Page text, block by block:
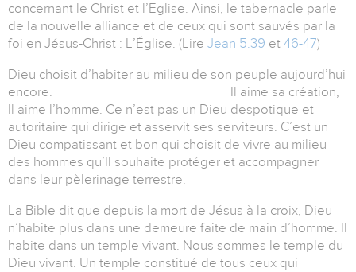
concernant le Christ et l’Eglise. Ainsi, le tabernacle parle
de la nouvelle alliance et de ceux qui sont sauvés par la
foi en Jésus-Christ : L’Église. (Lire Jean 5.39 et 46-47)
Dieu choisit d’habiter au milieu de son peuple aujourd’hui
encore. Il aime sa création,
Il aime l’homme. Ce n’est pas un Dieu despotique et
autoritaire qui dirige et asservit ses serviteurs. C’est un
Dieu compatissant et bon qui choisit de vivre au milieu
des hommes qu’Il souhaite protéger et accompagner
dans leur pèlerinage terrestre.
La Bible dit que depuis la mort de Jésus à la croix, Dieu
n’habite plus dans une demeure faite de main d’homme. Il
habite dans un temple vivant. Nous sommes le temple du
Dieu vivant. Un temple constitué de tous ceux qui